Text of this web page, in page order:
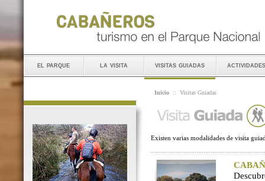
el parque la visita visitas guiadas actividades
Inicio :: Visitas Guiadas
Existen varias modalidades de visita